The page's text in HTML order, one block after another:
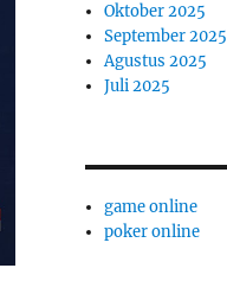
Oktober 2025
September 2025
Agustus 2025
Juli 2025
game online
poker online